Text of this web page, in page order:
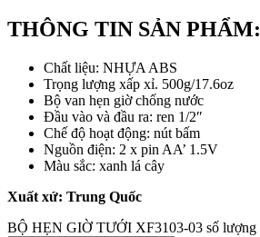
THÔNG TIN SẢN PHẨM:
Chất liệu: NHỰA ABS
Trọng lượng xấp xỉ. 500g/17.6oz
Bộ van hẹn giờ chống nước
Đầu vào và đầu ra: ren 1/2″
Chế độ hoạt động: nút bấm
Nguồn điện: 2 x pin AA’ 1.5V
Màu sắc: xanh lá cây
Xuất xứ: Trung Quốc
BỘ HẸN GIỜ TƯỚI XF3103-03 số lượng